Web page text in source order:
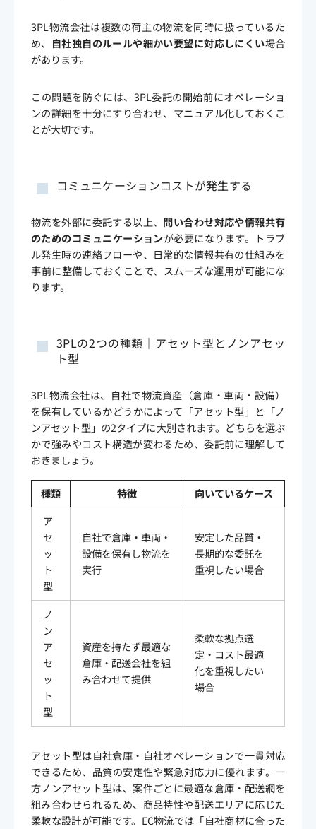
3PL物流会社は複数の荷主の物流を同時に扱っているた
め、 自社独自のルールや細かい要望に対応しにくい場合
があります。
この問題を防ぐには、3PL委託の開始前にオペレーショ
ンの詳細を十分にすり合わせ、マニュアル化しておくこ
とが大切です。
コミュニケーションコストが発生する
物流を外部に委託する以上、 問い合わせ対応や情報共有
のためのコミュニケーションが必要になります。トラブ
ル発生時の連絡フローや、日常的な情報共有の仕組みを
事前に整備しておくことで、スムーズな運用が可能にな
ります。
3PLの2つの種類｜アセット型とノンアセッ
ト型
3PL物流会社は、自社で物流資産（倉庫・車両・設備）
を保有しているかどうかによって「アセット型」と「ノ
ンアセット型」の2タイプに大別されます。どちらを選ぶ
かで強みやコスト構造が変わるため、委託前に理解して
おきましょう。
種類 特徴
向いているケース
ア
セ
ッ
ト
型
自社で倉庫・車両・
設備を保有し物流を
実行
安定した品質・
長期的な委託を
重視したい場合
ノ
ン
ア
セ
ッ
ト
型
資産を持たず最適な
倉庫・配送会社を組
み合わせて提供
柔軟な拠点選
定・コスト最適
化を重視したい
場合
アセット型は自社倉庫・自社オペレーションで一貫対応
できるため、品質の安定性や緊急対応力に優れます。一
方ノンアセット型は、案件ごとに最適な倉庫・配送網を
組み合わせられるため、商品特性や配送エリアに応じた
柔軟な設計が可能です。EC物流では「自社商材に合った